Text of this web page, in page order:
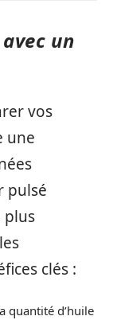
un
vos
une
pulsé
plus
clés :
quantité d’huile